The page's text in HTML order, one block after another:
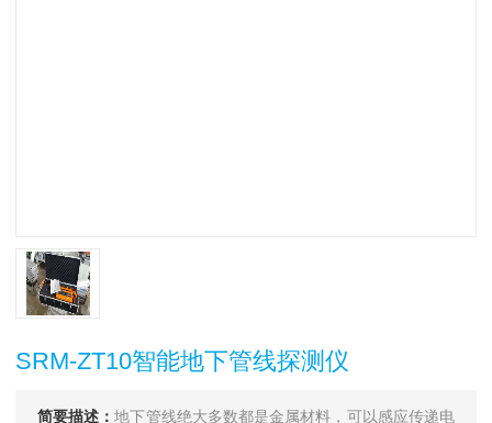
SRM-ZT10智能地下管线探测仪
简要描述：地下管线绝大多数都是金属材料，可以感应传递电